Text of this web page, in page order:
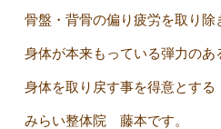
骨盤・背骨の偏り疲労を取り除
身体が本来もっている弾力のあ
身体を取り戻す事を得意とする
みらい整体院 藤本です。